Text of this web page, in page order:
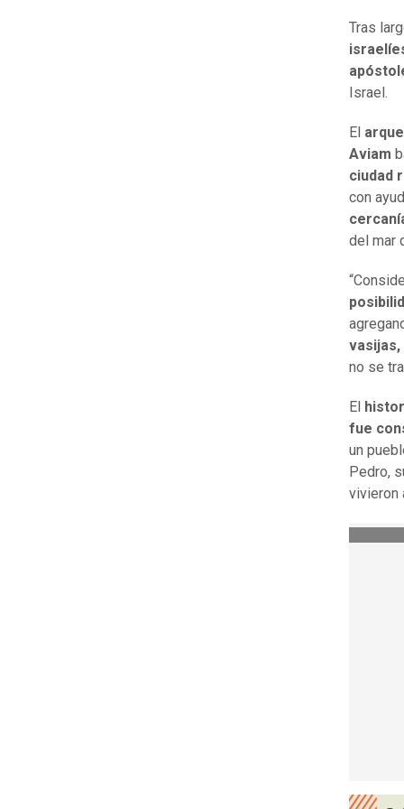
Tras
Israel.
El
Aviam
ciudad
con
del mar
no se
El
fue
un
Pedro,
vivieron